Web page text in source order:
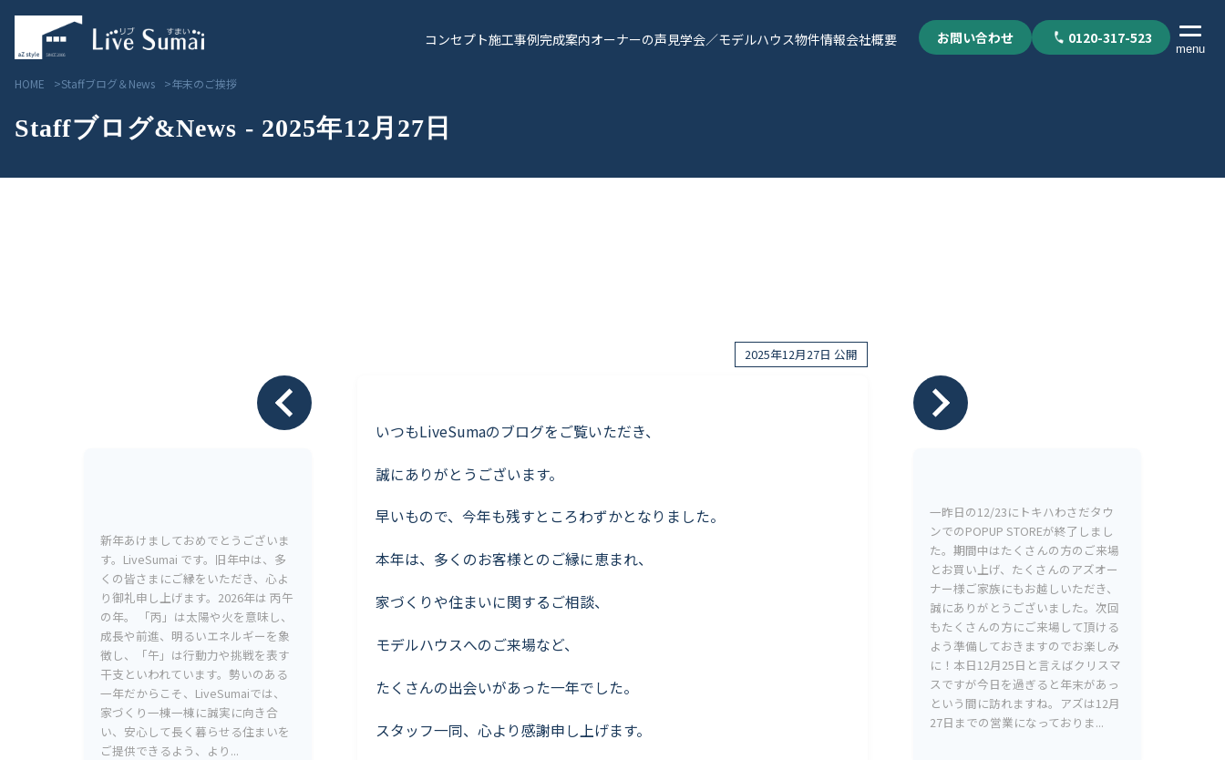
コンセプト施工事例完成案内オーナーの声見学会／モデルハウス物件情報会社概要 お問い合わせ 0120-317-523
menu
個人情報保護方針
HOME Staffブログ＆News 年末のご挨拶
Staffブログ&News - 2025年12月27日
2025年12月27日 公開
いつもLiveSumaのブログをご覧いただき、
誠にありがとうございます。
早いもので、今年も残すところわずかとなりました。
本年は、多くのお客様とのご縁に恵まれ、
家づくりや住まいに関するご相談、
モデルハウスへのご来場など、
たくさんの出会いがあった一年でした。
スタッフ一同、心より感謝申し上げます。
新年あけましておめでとうございま
す。LiveSumai です。旧年中は、多
くの皆さまにご縁をいただき、心よ
り御礼申し上げます。2026年は 丙午
の年。 「丙」は太陽や火を意味し、
成長や前進、明るいエネルギーを象
徴し、「午」は行動力や挑戦を表す
干支といわれています。勢いのある
一年だからこそ、LiveSumaiでは、
家づくり一棟一棟に誠実に向き合
い、安心して長く暮らせる住まいを
ご提供できるよう、より...
一昨日の12/23にトキハわさだタウ
ンでのPOPUP STOREが終了しまし
た。期間中はたくさんの方のご来場
とお買い上げ、たくさんのアズオー
ナー様ご家族にもお越しいただき、
誠にありがとうございました。次回
もたくさんの方にご来場して頂ける
よう準備しておきますのでお楽しみ
に！本日12月25日と言えばクリスマ
スですが今日を過ぎると年末があっ
という間に訪れますね。アズは12月
27日までの営業になっておりま...